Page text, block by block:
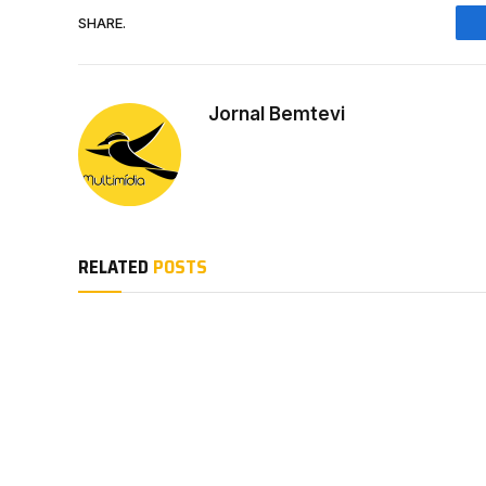
SHARE.
Jornal Bemtevi
RELATED POSTS